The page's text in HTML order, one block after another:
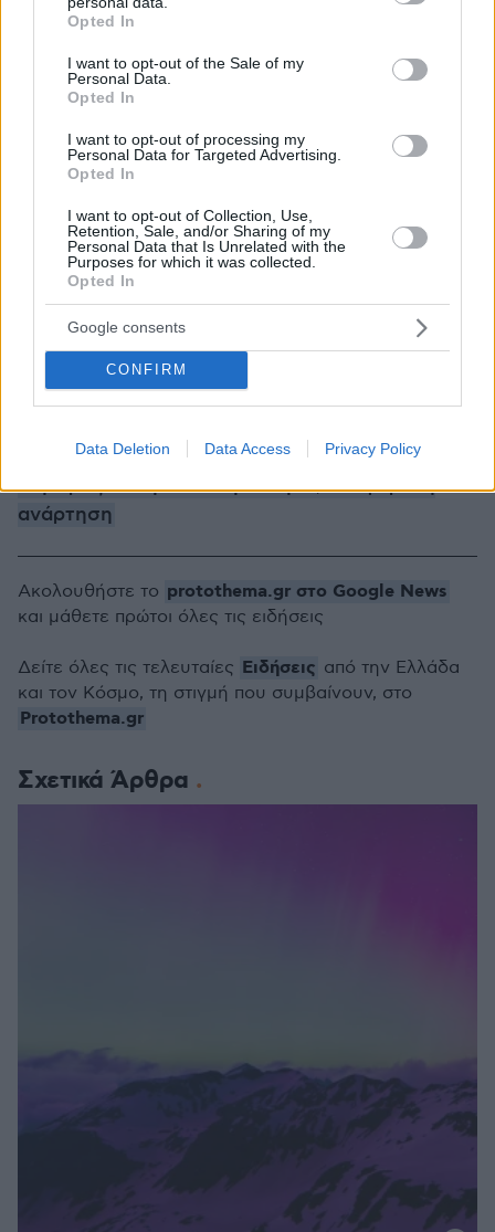
grant or deny consent to Google and its third-party tags to
use your data for below specified purposes in below Google
consent section.
Opted In
I want to opt-out of the Sale of my
Personal Data.
Opted In
I want to opt-out of processing my
Personal Data for Targeted Advertising.
Opted In
I want to opt-out of Collection, Use,
Retention, Sale, and/or Sharing of my
Personal Data that Is Unrelated with the
Purposes for which it was collected.
Opted In
Google consents
CONFIRM
Data Deletion Data Access Privacy Policy
Η Μαντλίν θα γιόρταζε σήμερα τα 21α γενέθλια
- Το σπαραξικάρδιο μήνυμα των γονιών της
Οι πρώτες δηλώσεις της Μαρίνας Σάττι μετά
τον τελικό στη Eurovision - Αν γυρνούσα το
χρόνο πίσω, θα το έκανα ξανά, είπε
Το βίντεο της Finos Film για τη Γιορτή της
Μητέρας - Μαμά είναι μόνο μία, αναφέρει η
ανάρτηση
Σχετικά Άρθρα
Ακολουθήστε το protothema.gr στο Google News
και μάθετε πρώτοι όλες τις ειδήσεις
Δείτε όλες τις τελευταίες Ειδήσεις από την Ελλάδα
και τον Κόσμο, τη στιγμή που συμβαίνουν, στο
Protothema.gr